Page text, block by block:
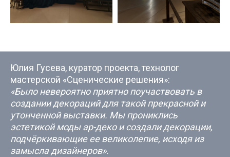
Юлия Гусева, куратор проекта, технолог
мастерской «Сценические решения»:
«Было невероятно приятно поучаствовать в
создании декораций для такой прекрасной и
утонченной выставки. Мы прониклись
эстетикой моды ар-деко и создали декорации,
подчёркивающие ее великолепие, исходя из
замысла дизайнеров».